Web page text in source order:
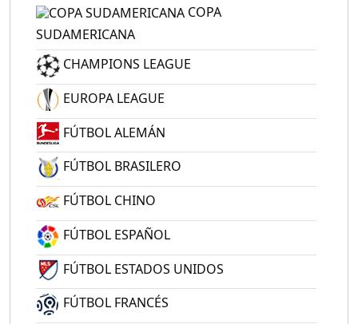
COPA
SUDAMERICANA
CHAMPIONS LEAGUE
EUROPA LEAGUE
FÚTBOL ALEMÁN
FÚTBOL BRASILERO
FÚTBOL CHINO
FÚTBOL ESPAÑOL
FÚTBOL ESTADOS UNIDOS
FÚTBOL FRANCÉS